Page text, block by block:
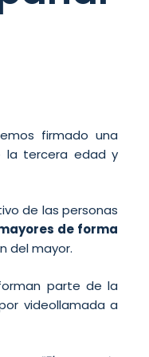
firmado una
la tercera edad y
de las personas
de forma
del mayor.
parte de la
videollamada a